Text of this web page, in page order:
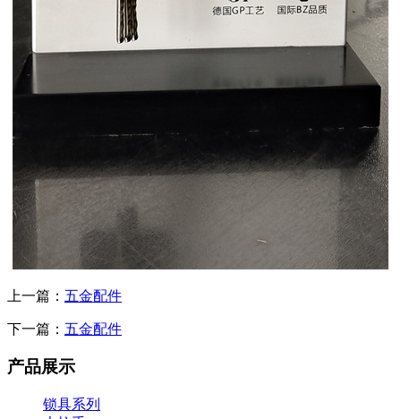
上一篇： 五金配件
下一篇： 五金配件
产品展示
锁具系列